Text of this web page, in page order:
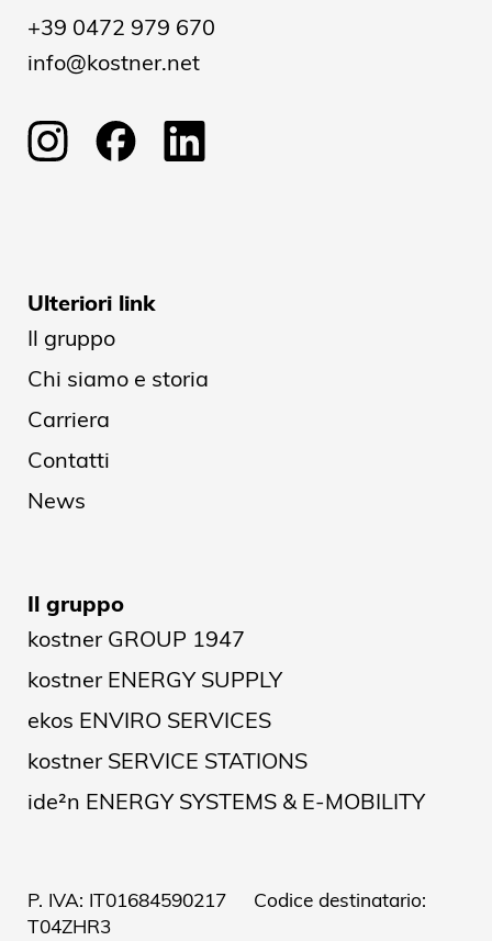
+39 0472 979 670
info@kostner.net
Ulteriori link
Il gruppo
Chi siamo e storia
Carriera
Contatti
News
Il gruppo
kostner GROUP 1947
kostner ENERGY SUPPLY
ekos ENVIRO SERVICES
kostner SERVICE STATIONS
ide²n ENERGY SYSTEMS & E-MOBILITY
P. IVA: IT01684590217 Codice destinatario:
T04ZHR3